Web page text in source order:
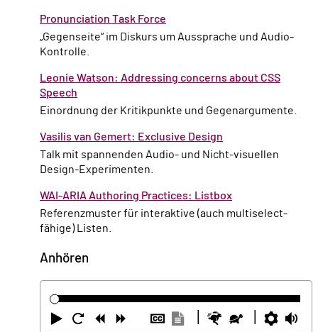
Pronunciation Task Force
„Gegenseite“ im Diskurs um Aussprache und Audio-
Kontrolle.
Leonie Watson: Addressing concerns about CSS
Speech
Einordnung der Kritikpunkte und Gegenargumente.
Vasilis van Gemert: Exclusive Design
Talk mit spannenden Audio- und Nicht-visuellen
Design-Experimenten.
WAI-ARIA Authoring Practices: Listbox
Referenzmuster für interaktive (auch multiselect-
fähige) Listen.
Anhören
Abspielen
Neustart
ZurückVorwärtsUntertitel
Transkription
Schneller
Langsamer